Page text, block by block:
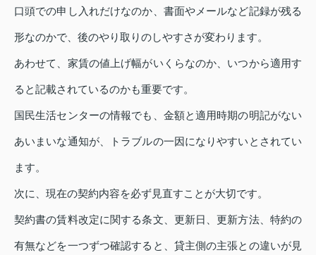
口頭での申し入れだけなのか、書面やメールなど記録が残る
形なのかで、後のやり取りのしやすさが変わります。
あわせて、家賃の値上げ幅がいくらなのか、いつから適用す
ると記載されているのかも重要です。
国民生活センターの情報でも、金額と適用時期の明記がない
あいまいな通知が、トラブルの一因になりやすいとされてい
ます。
次に、現在の契約内容を必ず見直すことが大切です。
契約書の賃料改定に関する条文、更新日、更新方法、特約の
有無などを一つずつ確認すると、貸主側の主張との違いが見